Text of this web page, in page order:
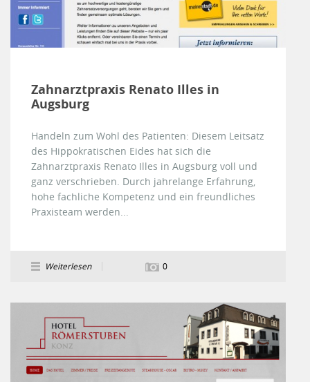
Zahnarztpraxis Renato Illes in
Augsburg
Handeln zum Wohl des Patienten: Diesem Leitsatz
des Hippokratischen Eides hat sich die
Zahnarztpraxis Renato Illes in Augsburg voll und
ganz verschrieben. Durch jahrelange Erfahrung,
hohe fachliche Kompetenz und ein freundliches
Praxisteam werden...
Weiterlesen 0